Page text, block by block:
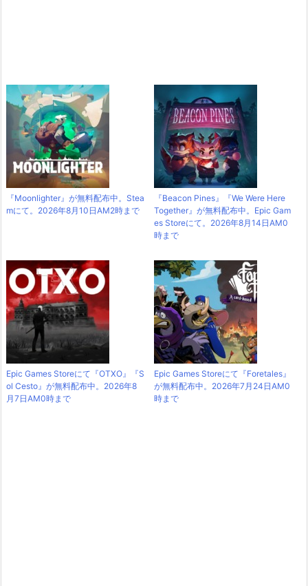
『Moonlighter』が無料配布中。Stea
mにて。2026年8月10日AM2時まで
『Beacon Pines』『We Were Here
Together』が無料配布中。Epic Gam
es Storeにて。2026年8月14日AM0
時まで
Epic Games Storeにて『OTXO』『S
ol Cesto』が無料配布中。2026年8
月7日AM0時まで
Epic Games Storeにて『Foretales』
が無料配布中。2026年7月24日AM0
時まで